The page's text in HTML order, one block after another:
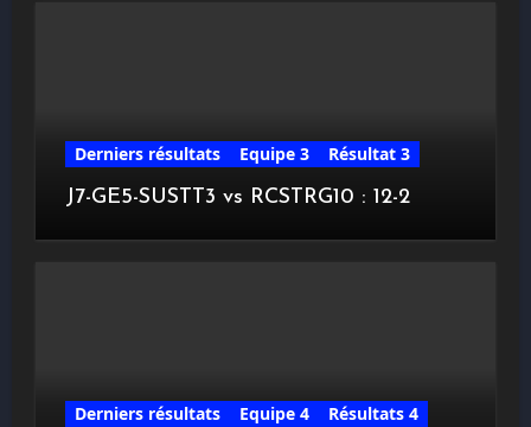
Derniers résultats Equipe 3
Résultat 3
J7-GE5-SUSTT3 vs RCSTRG10 : 12-2
Derniers résultats Equipe 4
Résultats 4